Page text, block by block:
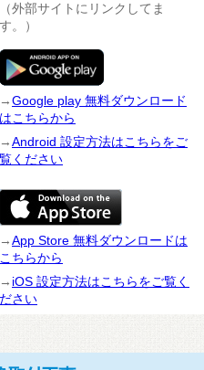
（外部サイトにリンクしてま
す。）
→Google play 無料ダウンロード
はこちらから
→Android 設定方法はこちらをご
覧ください
→App Store 無料ダウンロードは
こちらから
→ iOS 設定方法はこちらをご覧く
ださい